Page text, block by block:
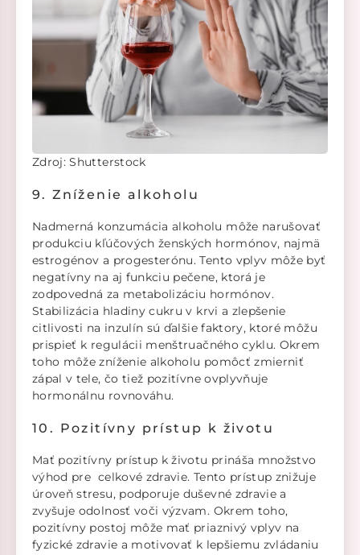
Zdroj: Shutterstock
9. Zníženie alkoholu
Nadmerná konzumácia alkoholu môže narušovať
produkciu kľúčových ženských hormónov, najmä
estrogénov a progesterónu. Tento vplyv môže byť
negatívny na aj funkciu pečene, ktorá je
zodpovedná za metabolizáciu hormónov.
Stabilizácia hladiny cukru v krvi a zlepšenie
citlivosti na inzulín sú ďalšie faktory, ktoré môžu
prispieť k regulácii menštruačného cyklu. Okrem
toho môže zníženie alkoholu pomôcť zmierniť
zápal v tele, čo tiež pozitívne ovplyvňuje
hormonálnu rovnováhu.
10. Pozitívny prístup k životu
Mať pozitívny prístup k životu prináša množstvo
výhod pre celkové zdravie. Tento prístup znižuje
úroveň stresu, podporuje duševné zdravie a
zvyšuje odolnosť voči výzvam. Okrem toho,
pozitívny postoj môže mať priaznivý vplyv na
fyzické zdravie a motivovať k lepšiemu zvládaniu